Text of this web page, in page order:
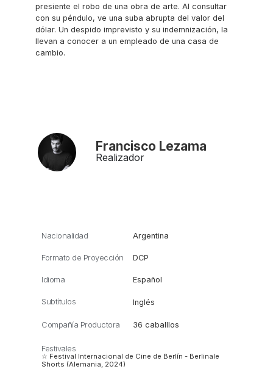
presiente el robo de una obra de arte. Al consultar
con su péndulo, ve una suba abrupta del valor del
dólar. Un despido imprevisto y su indemnización, la
llevan a conocer a un empleado de una casa de
cambio.
Francisco Lezama
Realizador
Nacionalidad Argentina
Formato de Proyección DCP
Idioma Español
Subtítulos Inglés
Compañía Productora 36 caballlos
Festivales
☆ Festival Internacional de Cine de Berlín - Berlinale
Shorts (Alemania, 2024)